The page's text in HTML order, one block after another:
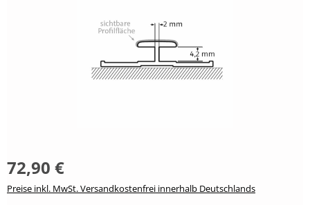
72,90 €
Preise inkl. MwSt. Versandkostenfrei innerhalb Deutschlands